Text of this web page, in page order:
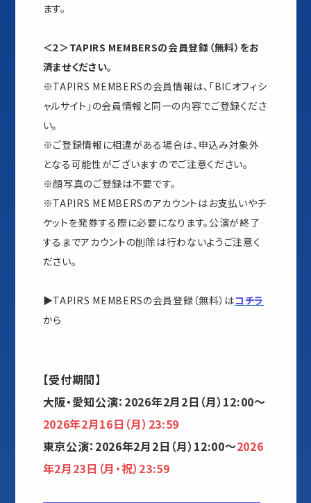
ます。
＜2＞TAPIRS MEMBERSの会員登録（無料）をお
済ませください。
※TAPIRS MEMBERSの会員情報は、「BICオフィシ
ャルサイト」の会員情報と同一の内容でご登録くださ
い。
※ご登録情報に相違がある場合は、申込み対象外
となる可能性がございますのでご注意ください。
※顔写真のご登録は不要です。
※TAPIRS MEMBERSのアカウントはお支払いやチ
ケットを発券する際に必要になります。公演が終了
するまでアカウントの削除は行わないようご注意く
ださい。
▶TAPIRS MEMBERSの会員登録（無料）はコチラ
から
【受付期間】
大阪・愛知公演：2026年2月2日（月）12:00～
2026年2月16日（月）23:59
東京公演：2026年2月2日（月）12:00～2026
年2月23日（月・祝）23:59